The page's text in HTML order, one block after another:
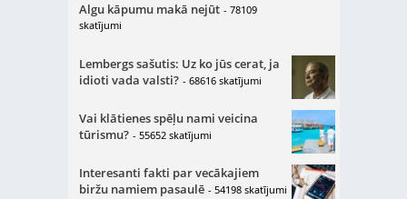
Algu kāpumu makā nejūt - 78109
skatījumi
Lembergs sašutis: Uz ko jūs cerat, ja
idioti vada valsti? - 68616 skatījumi
Vai klātienes spēļu nami veicina
tūrismu? - 55652 skatījumi
Interesanti fakti par vecākajiem
biržu namiem pasaulē - 54198 skatījumi